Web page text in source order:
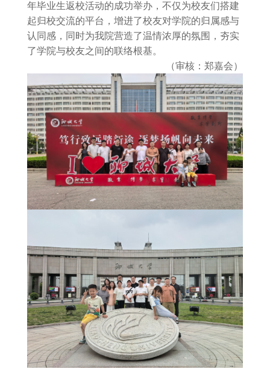
年毕业生返校活动的成功举办，不仅为校友们搭建
起归校交流的平台，增进了校友对学院的归属感与
认同感，同时为我院营造了温情浓厚的氛围，夯实
了学院与校友之间的联络根基。
（审核：郑嘉会）